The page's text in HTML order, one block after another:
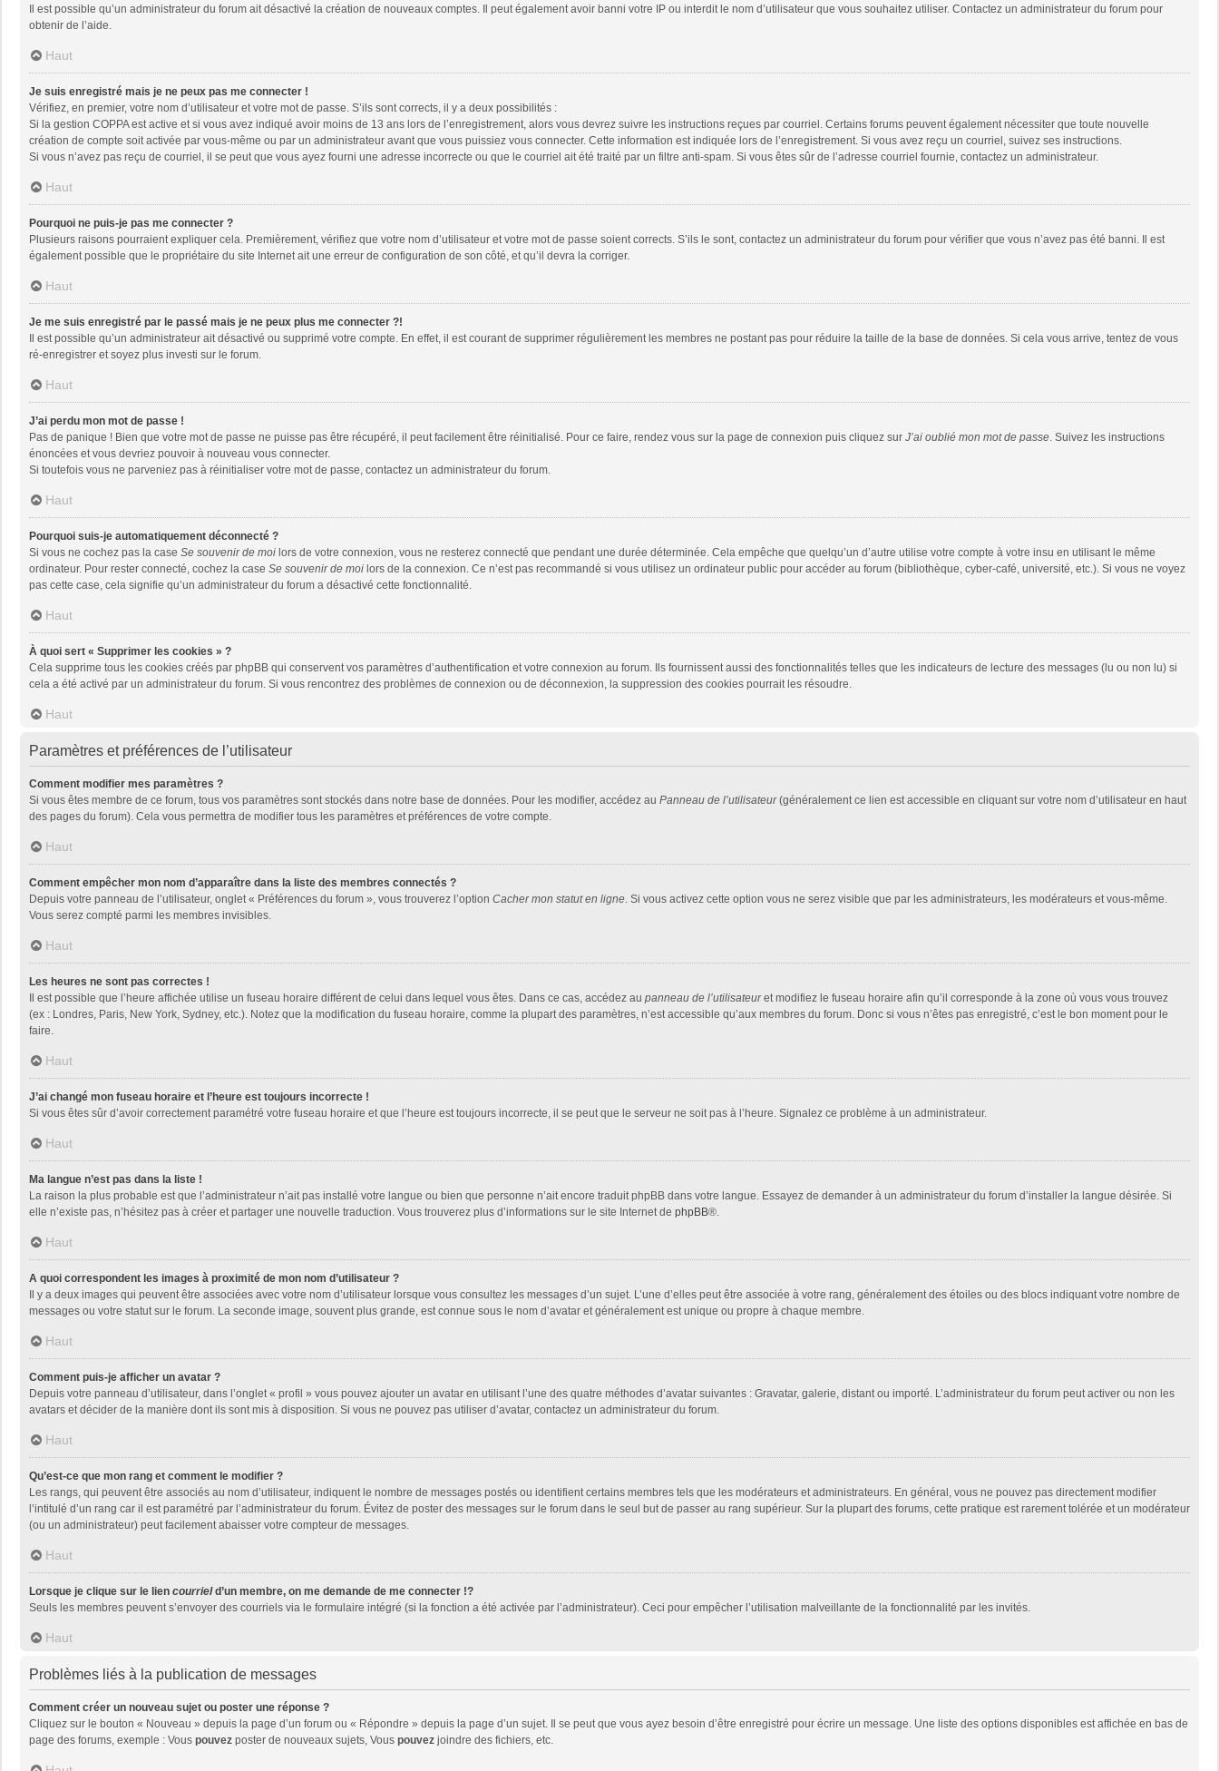
Il est possible qu’un administrateur du forum ait désactivé la création de nouveaux comptes. Il peut également avoir banni votre IP ou interdit le nom d’utilisateur que vous souhaitez utiliser. Contactez un administrateur du forum pour
obtenir de l’aide.
Haut
Je suis enregistré mais je ne peux pas me connecter !
Vérifiez, en premier, votre nom d’utilisateur et votre mot de passe. S’ils sont corrects, il y a deux possibilités :
Si la gestion COPPA est active et si vous avez indiqué avoir moins de 13 ans lors de l’enregistrement, alors vous devrez suivre les instructions reçues par courriel. Certains forums peuvent également nécessiter que toute nouvelle
création de compte soit activée par vous-même ou par un administrateur avant que vous puissiez vous connecter. Cette information est indiquée lors de l’enregistrement. Si vous avez reçu un courriel, suivez ses instructions.
Si vous n’avez pas reçu de courriel, il se peut que vous ayez fourni une adresse incorrecte ou que le courriel ait été traité par un filtre anti-spam. Si vous êtes sûr de l’adresse courriel fournie, contactez un administrateur.
Haut
Pourquoi ne puis-je pas me connecter ?
Plusieurs raisons pourraient expliquer cela. Premièrement, vérifiez que votre nom d’utilisateur et votre mot de passe soient corrects. S’ils le sont, contactez un administrateur du forum pour vérifier que vous n’avez pas été banni. Il est
également possible que le propriétaire du site Internet ait une erreur de configuration de son côté, et qu’il devra la corriger.
Haut
Je me suis enregistré par le passé mais je ne peux plus me connecter ?!
Il est possible qu’un administrateur ait désactivé ou supprimé votre compte. En effet, il est courant de supprimer régulièrement les membres ne postant pas pour réduire la taille de la base de données. Si cela vous arrive, tentez de vous
ré-enregistrer et soyez plus investi sur le forum.
Haut
J’ai perdu mon mot de passe !
Pas de panique ! Bien que votre mot de passe ne puisse pas être récupéré, il peut facilement être réinitialisé. Pour ce faire, rendez vous sur la page de connexion puis cliquez sur J’ai oublié mon mot de passe. Suivez les instructions
énoncées et vous devriez pouvoir à nouveau vous connecter.
Si toutefois vous ne parveniez pas à réinitialiser votre mot de passe, contactez un administrateur du forum.
Haut
Pourquoi suis-je automatiquement déconnecté ?
Si vous ne cochez pas la case Se souvenir de moi lors de votre connexion, vous ne resterez connecté que pendant une durée déterminée. Cela empêche que quelqu’un d’autre utilise votre compte à votre insu en utilisant le même
ordinateur. Pour rester connecté, cochez la case Se souvenir de moi lors de la connexion. Ce n’est pas recommandé si vous utilisez un ordinateur public pour accéder au forum (bibliothèque, cyber-café, université, etc.). Si vous ne voyez
pas cette case, cela signifie qu’un administrateur du forum a désactivé cette fonctionnalité.
Haut
À quoi sert « Supprimer les cookies » ?
Cela supprime tous les cookies créés par phpBB qui conservent vos paramètres d’authentification et votre connexion au forum. Ils fournissent aussi des fonctionnalités telles que les indicateurs de lecture des messages (lu ou non lu) si
cela a été activé par un administrateur du forum. Si vous rencontrez des problèmes de connexion ou de déconnexion, la suppression des cookies pourrait les résoudre.
Haut
Paramètres et préférences de l’utilisateur
Comment modifier mes paramètres ?
Si vous êtes membre de ce forum, tous vos paramètres sont stockés dans notre base de données. Pour les modifier, accédez au Panneau de l’utilisateur(généralement ce lien est accessible en cliquant sur votre nom d’utilisateur en haut
des pages du forum). Cela vous permettra de modifier tous les paramètres et préférences de votre compte.
Haut
Comment empêcher mon nom d’apparaître dans la liste des membres connectés ?
Depuis votre panneau de l’utilisateur, onglet « Préférences du forum », vous trouverez l’option Cacher mon statut en ligne. Si vous activez cette option vous ne serez visible que par les administrateurs, les modérateurs et vous-même.
Vous serez compté parmi les membres invisibles.
Haut
Les heures ne sont pas correctes !
Il est possible que l’heure affichée utilise un fuseau horaire différent de celui dans lequel vous êtes. Dans ce cas, accédez au panneau de l’utilisateuret modifiez le fuseau horaire afin qu’il corresponde à la zone où vous vous trouvez
(ex : Londres, Paris, New York, Sydney, etc.). Notez que la modification du fuseau horaire, comme la plupart des paramètres, n’est accessible qu’aux membres du forum. Donc si vous n’êtes pas enregistré, c’est le bon moment pour le
faire.
Haut
J’ai changé mon fuseau horaire et l’heure est toujours incorrecte !
Si vous êtes sûr d’avoir correctement paramétré votre fuseau horaire et que l’heure est toujours incorrecte, il se peut que le serveur ne soit pas à l’heure. Signalez ce problème à un administrateur.
Haut
Ma langue n’est pas dans la liste !
La raison la plus probable est que l’administrateur n’ait pas installé votre langue ou bien que personne n’ait encore traduit phpBB dans votre langue. Essayez de demander à un administrateur du forum d’installer la langue désirée. Si
elle n’existe pas, n’hésitez pas à créer et partager une nouvelle traduction. Vous trouverez plus d’informations sur le site Internet de phpBB®.
Haut
A quoi correspondent les images à proximité de mon nom d’utilisateur ?
Il y a deux images qui peuvent être associées avec votre nom d’utilisateur lorsque vous consultez les messages d’un sujet. L’une d’elles peut être associée à votre rang, généralement des étoiles ou des blocs indiquant votre nombre de
messages ou votre statut sur le forum. La seconde image, souvent plus grande, est connue sous le nom d’avatar et généralement est unique ou propre à chaque membre.
Haut
Comment puis-je afficher un avatar ?
Depuis votre panneau d’utilisateur, dans l’onglet « profil » vous pouvez ajouter un avatar en utilisant l’une des quatre méthodes d’avatar suivantes : Gravatar, galerie, distant ou importé. L’administrateur du forum peut activer ou non les
avatars et décider de la manière dont ils sont mis à disposition. Si vous ne pouvez pas utiliser d’avatar, contactez un administrateur du forum.
Haut
Qu’est-ce que mon rang et comment le modifier ?
Les rangs, qui peuvent être associés au nom d’utilisateur, indiquent le nombre de messages postés ou identifient certains membres tels que les modérateurs et administrateurs. En général, vous ne pouvez pas directement modifier
l’intitulé d’un rang car il est paramétré par l’administrateur du forum. Évitez de poster des messages sur le forum dans le seul but de passer au rang supérieur. Sur la plupart des forums, cette pratique est rarement tolérée et un modérateur
(ou un administrateur) peut facilement abaisser votre compteur de messages.
Haut
Lorsque je clique sur le lien courrield’un membre, on me demande de me connecter !?
Seuls les membres peuvent s’envoyer des courriels via le formulaire intégré (si la fonction a été activée par l’administrateur). Ceci pour empêcher l’utilisation malveillante de la fonctionnalité par les invités.
Haut
Problèmes liés à la publication de messages
Comment créer un nouveau sujet ou poster une réponse ?
Cliquez sur le bouton « Nouveau » depuis la page d’un forum ou « Répondre » depuis la page d’un sujet. Il se peut que vous ayez besoin d’être enregistré pour écrire un message. Une liste des options disponibles est affichée en bas de
page des forums, exemple : Vous pouvez poster de nouveaux sujets, Vous pouvez joindre des fichiers, etc.